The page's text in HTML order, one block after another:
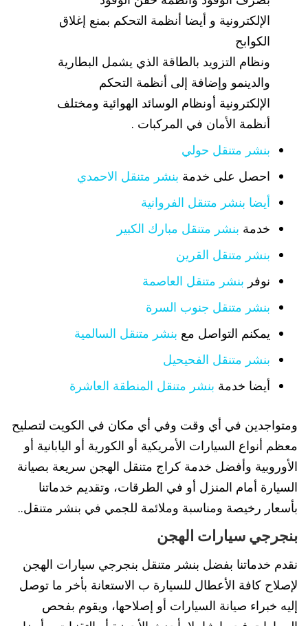
الإلكترونية و أيضا أنظمة التحكم بمنع إغلاق
الكوابح
ونظام التزويد بالطاقة الذي يشمل البطارية
والدينمو وإضافة إلى أنظمة التحكم
الإلكترونية أونظام الوسائد الهوائية ومختلف
أنظمة الأمان في المركبات .
بنشر متنقل حولي
احصل على خدمة بنشر متنقل الاحمدي
أيضا بنشر متنقل الفروانية
خدمة بنشر متنقل مبارك الكبير
بنشر متنقل القرين
نوفر بنشر متنقل العاصمة
بنشر متنقل جنوب السرة
يمكنم التواصل مع بنشر متنقل السالمية
بنشر متنقل الفحيحيل
أيضا خدمة بنشر متنقل المنطقة العاشرة
ومتواجدين في أي وقت وفي أي مكان في الكويت لتصليح
معظم أنواع السيارات الأمريكية أو الكورية أو اليابانية أو
الأوروبية وأفضل خدمة كراج متنقل الهجن سريعة بصيانة
السيارة أمام المنزل أو في الطرقات، وتقديم خدماتنا
بأسعار رخيصة ومناسبة وملائمة للجمي في بنشر متنقل..
بنجرجي سيارات الهجن
نقدم خدماتنا بفضل بنشر متنقل بنجرجي سيارات الهجن
لإصلاح كافة الأعطال للسيارة ب الاستعانة بأخر ما توصل
إليه خبراء صيانة السيارات أو إصلاحها، ويقوم بفحص